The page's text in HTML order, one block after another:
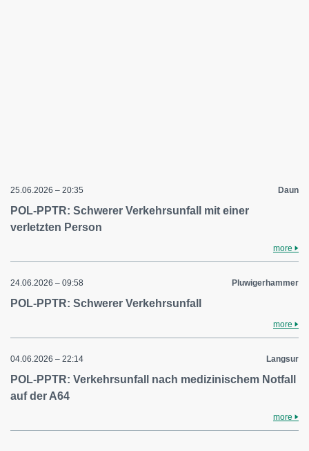
25.06.2026 – 20:35 Daun
POL-PPTR: Schwerer Verkehrsunfall mit einer
verletzten Person
more
24.06.2026 – 09:58 Pluwigerhammer
POL-PPTR: Schwerer Verkehrsunfall
more
04.06.2026 – 22:14 Langsur
POL-PPTR: Verkehrsunfall nach medizinischem Notfall
auf der A64
more